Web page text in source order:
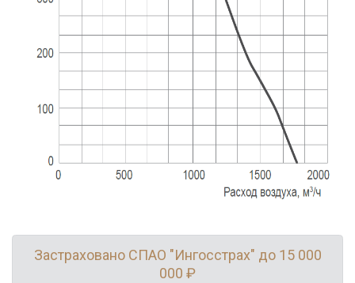
Застраховано СПАО "Ингосстрах" до 15 000
000 ₽